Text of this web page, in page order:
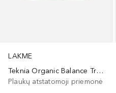
LAKME
Teknia Organic Balance Treatment
Plaukų atstatomoji priemonė